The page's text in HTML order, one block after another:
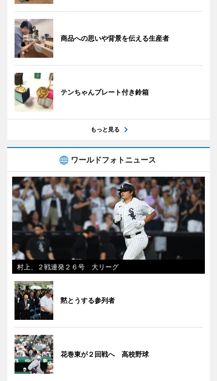
商品への思いや背景を伝える生産者
テンちゃんプレート付き鈴箱
もっと見る
ワールドフォトニュース
村上、２戦連発２６号 大リーグ
黙とうする参列者
花巻東が２回戦へ 高校野球